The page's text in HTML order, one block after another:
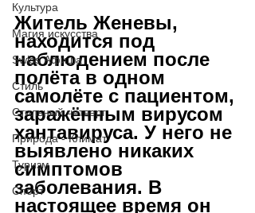
Культура
Магия искусства
Swiss Афиша
Стиль
Стильный четверг
Природа - Климат
Туризм
Спорт
Житель Женевы,
находится под
наблюдением после
полёта в одном
самолёте с пациентом,
заражённым вирусом
хантавируса. У него не
выявлено никаких
симптомов
заболевания. В
настоящее время он